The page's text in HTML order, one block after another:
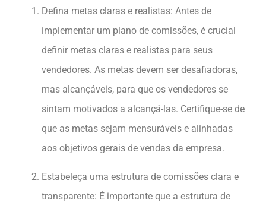
Defina metas claras e realistas: Antes de
implementar um plano de comissões, é crucial
definir metas claras e realistas para seus
vendedores. As metas devem ser desafiadoras,
mas alcançáveis, para que os vendedores se
sintam motivados a alcançá-las. Certifique-se de
que as metas sejam mensuráveis ​​e alinhadas
aos objetivos gerais de vendas da empresa.
Estabeleça uma estrutura de comissões clara e
transparente: É importante que a estrutura de